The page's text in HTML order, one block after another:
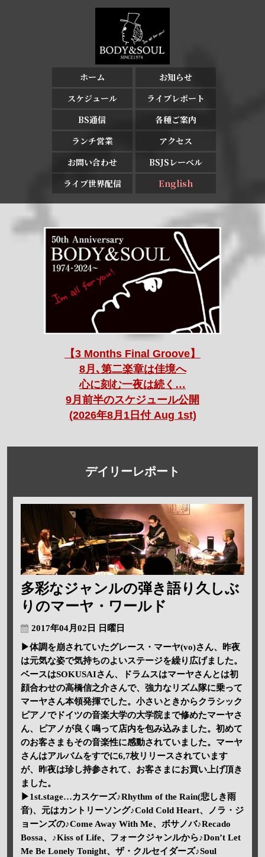
ホーム
お知らせ
スケジュール
ライブレポート
BS通信
各種ご案内
ランチ営業
アクセス
お問い合わせ
BSJSレーベル
ライブ世界配信
English
【3 Months Final Groove】
8月､第二楽章は佳境へ
心に刻む一夜は続く…
9月前半のスケジュール公開
(2026年8月1日付 Aug 1st)
デイリーレポート
多彩なジャンルの弾き語り久しぶ
りのマーヤ・ワールド
2017年04月02日 日曜日
▶体調を崩されていたグレース・マーヤ(vo)さん、昨夜
は元気な姿で気持ちのよいステージを繰り広げました。
ベースはSOKUSAIさん、ドラムスはマーヤさんとは初
顔合わせの高橋信之介さんで、強力なリズム隊に乗って
マーヤさん本領発揮でした。小さいときからクラシック
ピアノでドイツの音楽大学の大学院まで修めたマーヤさ
ん、ピアノが良く鳴って店内を包み込みました。初めて
のお客さまもその音楽性に感動されていました。マーヤ
さんはアルバムをすでに6,7枚リリースされています
が、昨夜は珍し持参されて、お客さまにお買い上げ頂き
ました。
▶1st.stage…カスケーズ♪Rhythm of the Rain(悲しき雨
音)、元はカントリーソング♪Cold Cold Heart、ノラ・ジ
ョーンズの♪Come Away With Me、ボサノバ♪Recado
Bossa、♪Kiss of Life、フォークジャンルから♪Don’t Let
Me Be Lonely Tonight、ザ・クルセイダーズ♪Soul